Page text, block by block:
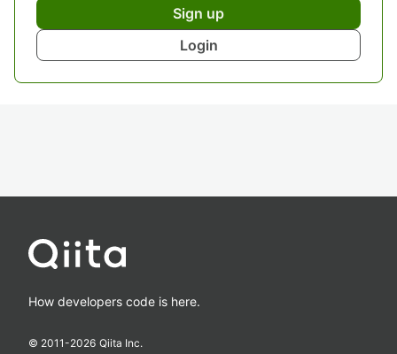
Sign up
Login
How developers code is here.
© 2011-2026 Qiita Inc.